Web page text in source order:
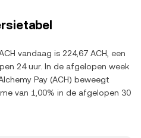
vandaag is 224,67 ACH, een
24 uur. In de afgelopen week
Pay (ACH) beweegt
van 1,00% in de afgelopen 30